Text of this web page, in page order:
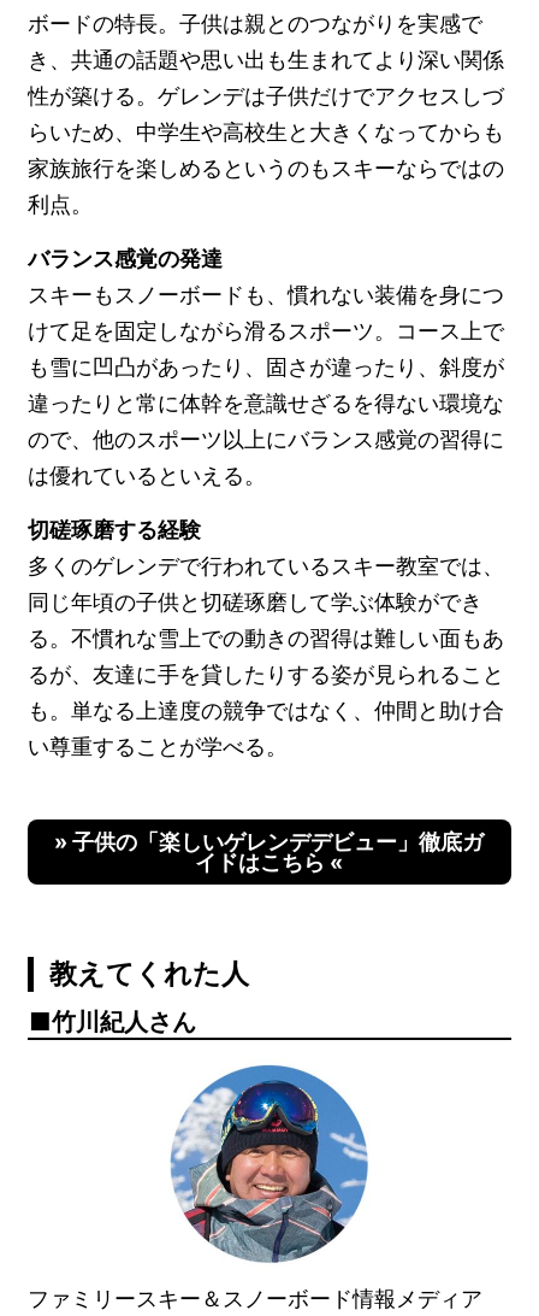
ボードの特長。子供は親とのつながりを実感で
き、共通の話題や思い出も生まれてより深い関係
性が築ける。ゲレンデは子供だけでアクセスしづ
らいため、中学生や高校生と大きくなってからも
家族旅行を楽しめるというのもスキーならではの
利点。
バランス感覚の発達
スキーもスノーボードも、慣れない装備を身につ
けて足を固定しながら滑るスポーツ。コース上で
も雪に凹凸があったり、固さが違ったり、斜度が
違ったりと常に体幹を意識せざるを得ない環境な
ので、他のスポーツ以上にバランス感覚の習得に
は優れているといえる。
切磋琢磨する経験
多くのゲレンデで行われているスキー教室では、
同じ年頃の子供と切磋琢磨して学ぶ体験ができ
る。不慣れな雪上での動きの習得は難しい面もあ
るが、友達に手を貸したりする姿が見られること
も。単なる上達度の競争ではなく、仲間と助け合
い尊重することが学べる。
» 子供の「楽しいゲレンデデビュー」徹底ガ
イドはこちら «
教えてくれた人
竹川紀人さん
ファミリースキー＆スノーボード情報メディア